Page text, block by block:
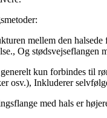
mellem den
Og stødsvejseflangen
kun forbindes til
osv.), Inkluderer
med hals er